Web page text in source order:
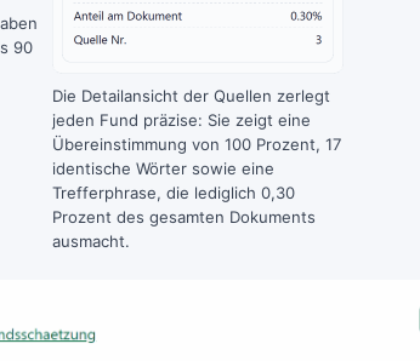
90
Die Detailansicht der Quellen zerlegt
jeden Fund präzise: Sie zeigt eine
Übereinstimmung von 100 Prozent, 17
identische Wörter sowie eine
Trefferphrase, die lediglich 0,30
Prozent des gesamten Dokuments
ausmacht.